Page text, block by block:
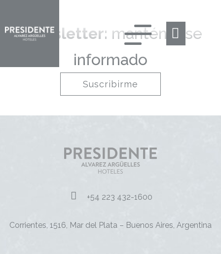
Newsletter: manténgase
informado
Suscribirme
+54 223 432-1600
Corrientes, 1516, Mar del Plata – Buenos Aires, Argentina